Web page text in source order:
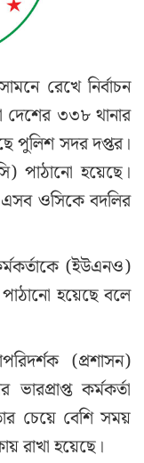
রেখে নির্বাচন
দেশের ৩৩৮ থানার
পুলিশ সদর দপ্তর।
পাঠানো হয়েছে।
ওসিকে বদলির
(ইউএনও)
পাঠানো হয়েছে বলে
(প্রশাসন)
কর্মকর্তা
চেয়ে বেশি সময়
রাখা হয়েছে।